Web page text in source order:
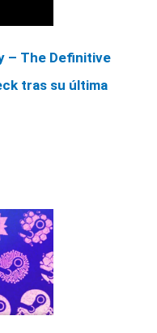
– The Definitive
tras su última